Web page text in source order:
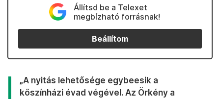
Állítsd be a Telexet
megbízható forrásnak!
Beállítom
„A nyitás lehetősége egybeesik a
kőszínházi évad végével. Az Örkény a